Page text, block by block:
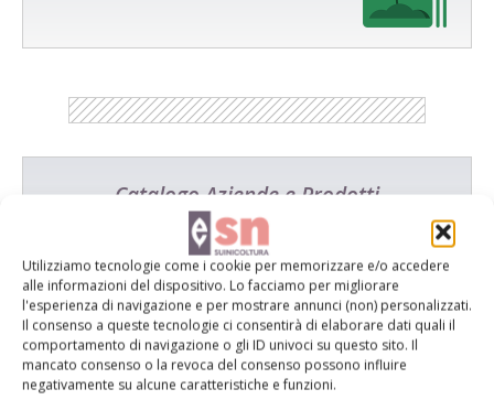
Utilizziamo tecnologie come i cookie per memorizzare e/o accedere
alle informazioni del dispositivo. Lo facciamo per migliorare
l'esperienza di navigazione e per mostrare annunci (non) personalizzati.
Il consenso a queste tecnologie ci consentirà di elaborare dati quali il
comportamento di navigazione o gli ID univoci su questo sito. Il
mancato consenso o la revoca del consenso possono influire
negativamente su alcune caratteristiche e funzioni.
Catalogo Aziende e Prodotti
Un modo semplice per cercare un'azienda o un
prodotto!
Cerca adesso